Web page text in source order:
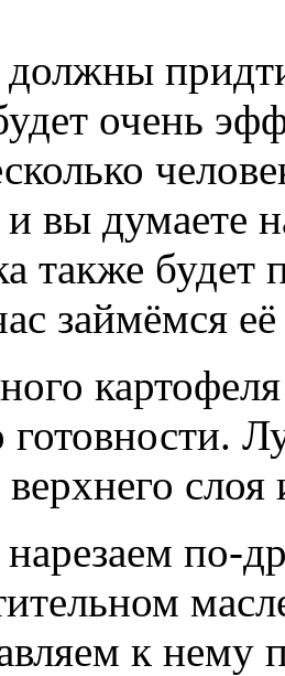
очень
вы думаете
также
займёмся
готовности.
по-
к